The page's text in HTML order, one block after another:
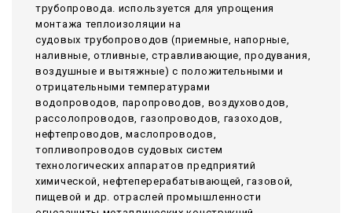
трубопровода. используется для упрощения
монтажа теплоизоляции на
судовых трубопроводов (приемные, напорные,
наливные, отливные, стравливающие, продувания,
воздушные и вытяжные) с положительными и
отрицательными температурами
водопроводов, паропроводов, воздуховодов,
рассолопроводов, газопроводов, газоходов,
нефтепроводов, маслопроводов,
топливопроводов судовых систем
технологических аппаратов предприятий
химической, нефтеперерабатывающей, газовой,
пищевой и др. отраслей промышленности